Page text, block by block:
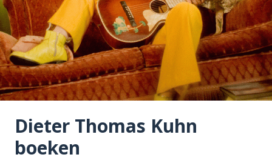
Dieter Thomas Kuhn
boeken